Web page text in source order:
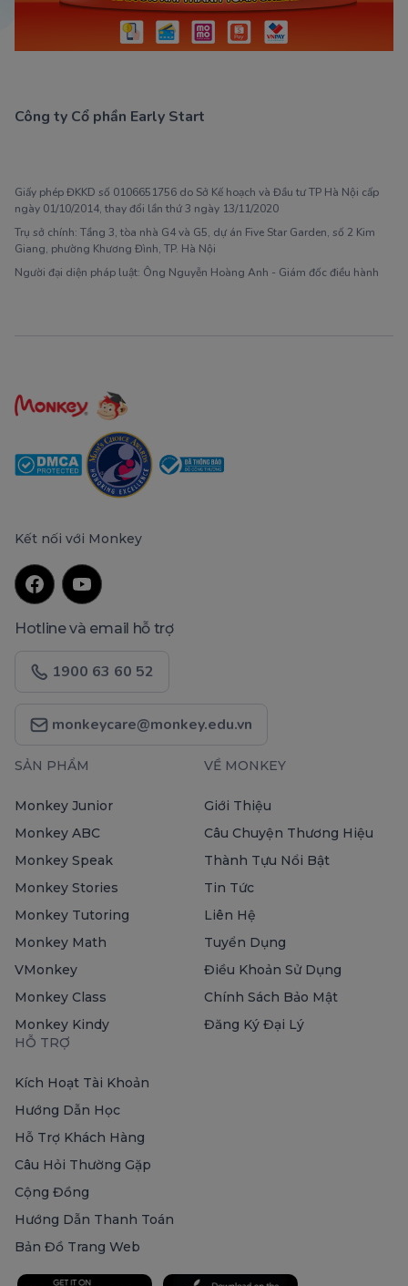
Công ty Cổ phần Early Start
Giấy phép ĐKKD số 0106651756 do Sở Kế hoạch và Đầu tư TP Hà Nội cấp
ngày 01/10/2014, thay đổi lần thứ 3 ngày 13/11/2020
Trụ sở chính: Tầng 3, tòa nhà G4 và G5, dự án Five Star Garden, số 2 Kim
Giang, phường Khương Đình, TP. Hà Nội
Người đại diện pháp luật: Ông Nguyễn Hoàng Anh - Giám đốc điều hành
Kết nối với Monkey
Hotline và email hỗ trợ
1900 63 60 52
monkeycare@monkey.edu.vn
SẢN PHẨM
Monkey Junior
Monkey ABC
Monkey Speak
Monkey Stories
Monkey Tutoring
Monkey Math
VMonkey
Monkey Class
Monkey Kindy
VỀ MONKEY
Giới Thiệu
Câu Chuyện Thương Hiệu
Thành Tựu Nổi Bật
Tin Tức
Liên Hệ
Tuyển Dụng
Điều Khoản Sử Dụng
Chính Sách Bảo Mật
Đăng Ký Đại Lý
HỖ TRỢ
Kích Hoạt Tài Khoản
Hướng Dẫn Học
Hỗ Trợ Khách Hàng
Câu Hỏi Thường Gặp
Cộng Đồng
Hướng Dẫn Thanh Toán
Bản Đồ Trang Web